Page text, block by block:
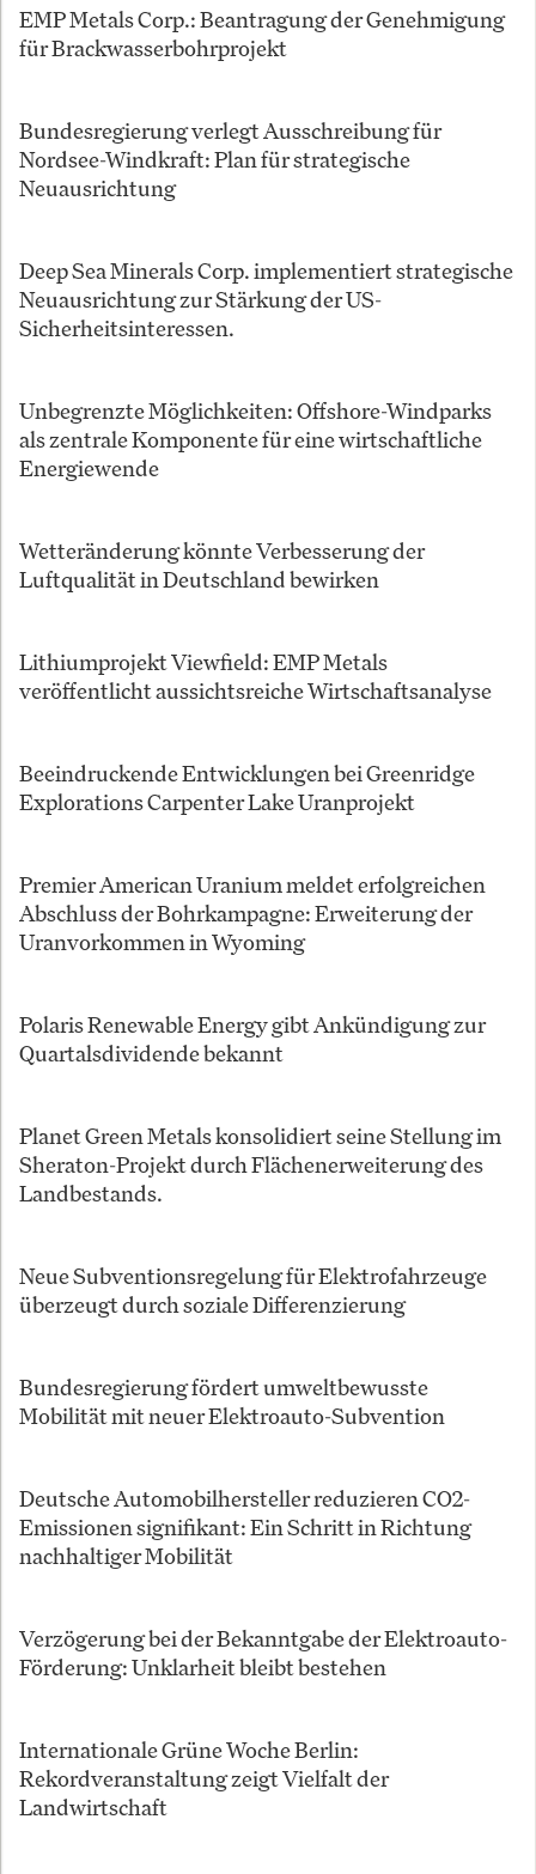
EMP Metals Corp.: Beantragung der Genehmigung
für Brackwasserbohrprojekt
Bundesregierung verlegt Ausschreibung für
Nordsee-Windkraft: Plan für strategische
Neuausrichtung
Deep Sea Minerals Corp. implementiert strategische
Neuausrichtung zur Stärkung der US-
Sicherheitsinteressen.
Unbegrenzte Möglichkeiten: Offshore-Windparks
als zentrale Komponente für eine wirtschaftliche
Energiewende
Wetteränderung könnte Verbesserung der
Luftqualität in Deutschland bewirken
Lithiumprojekt Viewfield: EMP Metals
veröffentlicht aussichtsreiche Wirtschaftsanalyse
Beeindruckende Entwicklungen bei Greenridge
Explorations Carpenter Lake Uranprojekt
Premier American Uranium meldet erfolgreichen
Abschluss der Bohrkampagne: Erweiterung der
Uranvorkommen in Wyoming
Polaris Renewable Energy gibt Ankündigung zur
Quartalsdividende bekannt
Planet Green Metals konsolidiert seine Stellung im
Sheraton-Projekt durch Flächenerweiterung des
Landbestands.
Neue Subventionsregelung für Elektrofahrzeuge
überzeugt durch soziale Differenzierung
Bundesregierung fördert umweltbewusste
Mobilität mit neuer Elektroauto-Subvention
Deutsche Automobilhersteller reduzieren CO2-
Emissionen signifikant: Ein Schritt in Richtung
nachhaltiger Mobilität
Verzögerung bei der Bekanntgabe der Elektroauto-
Förderung: Unklarheit bleibt bestehen
Internationale Grüne Woche Berlin:
Rekordveranstaltung zeigt Vielfalt der
Landwirtschaft